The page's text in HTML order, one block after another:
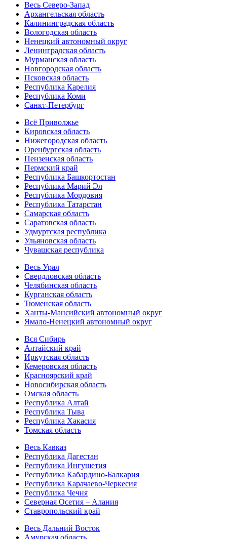
Весь Северо-Запад
Архангельская область
Калининградская область
Вологодская область
Ненецкий автономный округ
Ленинградская область
Мурманская область
Новгородская область
Псковская область
Республика Карелия
Республика Коми
Санкт-Петербург
Всё Приволжье
Кировская область
Нижегородская область
Оренбургская область
Пензенская область
Пермский край
Республика Башкортостан
Республика Марий Эл
Республика Мордовия
Республика Татарстан
Самарская область
Саратовская область
Удмуртская республика
Ульяновская область
Чувашская республика
Весь Урал
Свердловская область
Челябинская область
Курганская область
Тюменская область
Ханты-Мансийский автономный округ
Ямало-Ненецкий автономный округ
Вся Сибирь
Алтайский край
Иркутская область
Кемеровская область
Красноярский край
Новосибирская область
Омская область
Республика Алтай
Республика Тыва
Республика Хакасия
Томская область
Весь Кавказ
Республика Дагестан
Республика Ингушетия
Республика Кабардино-Балкария
Республика Карачаево-Черкесия
Республика Чечня
Северная Осетия – Алания
Ставропольский край
Весь Дальний Восток
Амурская область